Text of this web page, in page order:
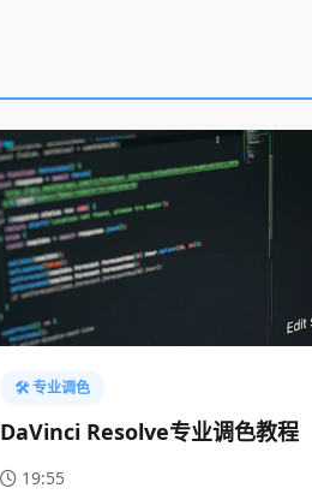
🛠️ 专业调色
DaVinci Resolve专业调色教程
19:55